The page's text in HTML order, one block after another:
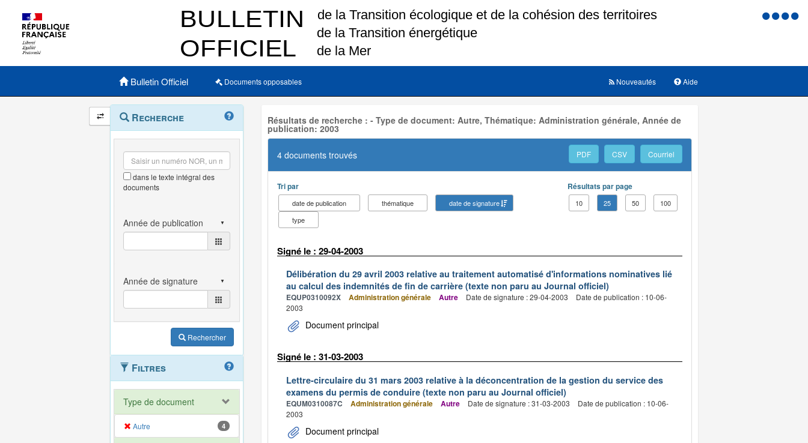
Menu
Menu principal
Bulletin Officiel Documents opposables Aide
Nouveautés
Navigation
et
outils
annexes
Menu
contextuel
Recherche
dans le texte intégral des
documents
Rechercher
Filtres
Type de document
Autre 4
Résultats de recherche : - Type de document: Autre, Thématique: Administration générale, Année de
publication: 2003
4 documents trouvés PDF CSV Courriel
Tri par
date de publication thématique
date de signature
type
Résultats par page
10 25 50 100
Signé le : 29-04-2003
Délibération du 29 avril 2003 relative au traitement automatisé d'informations nominatives lié
au calcul des indemnités de fin de carrière (texte non paru au Journal officiel)
EQUP0310092X Administration générale Autre Date de signature : 29-04-2003
Date de publication : 10-06-
2003
Document principal
Signé le : 31-03-2003
Lettre-circulaire du 31 mars 2003 relative à la déconcentration de la gestion du service des
examens du permis de conduire (texte non paru au Journal officiel)
EQUM0310087C Administration générale Autre Date de signature : 31-03-2003
Date de publication : 10-06-
2003
Document principal